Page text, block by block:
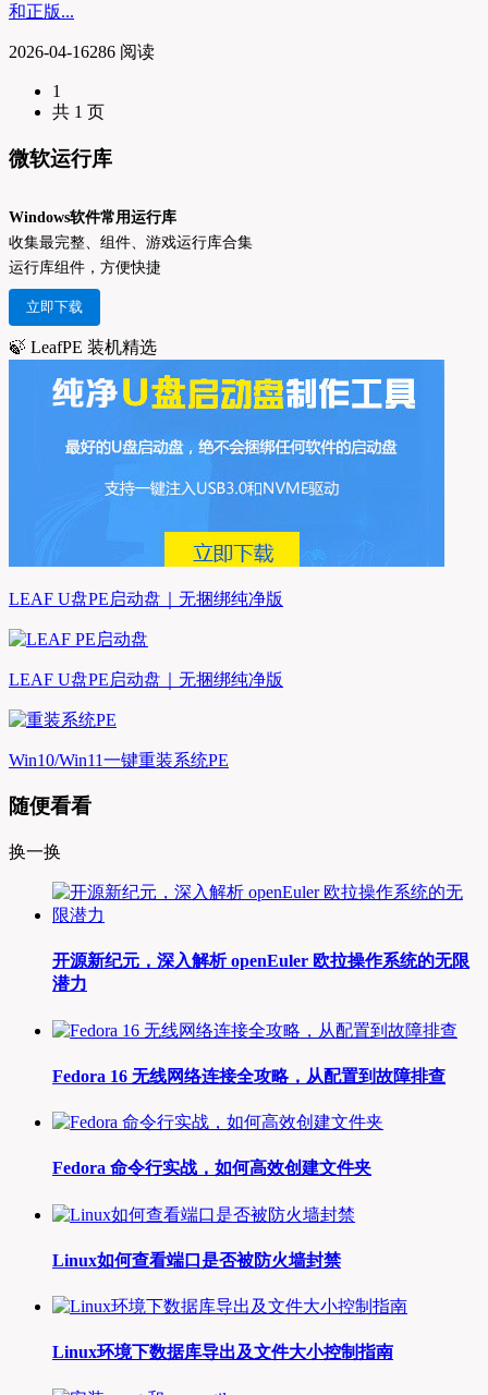
和正版...
2026-04-16286 阅读
1
共 1 页
微软运行库
Windows软件常用运行库
收集最完整、组件、游戏运行库合集
运行库组件，方便快捷
立即下载
🍃 LeafPE 装机精选
LEAF U盘PE启动盘｜无捆绑纯净版
LEAF U盘PE启动盘｜无捆绑纯净版
Win10/Win11一键重装系统PE
随便看看
换一换
开源新纪元，深入解析 openEuler 欧拉操作系统的无限
潜力
Fedora 16 无线网络连接全攻略，从配置到故障排查
Fedora 命令行实战，如何高效创建文件夹
Linux如何查看端口是否被防火墙封禁
Linux环境下数据库导出及文件大小控制指南